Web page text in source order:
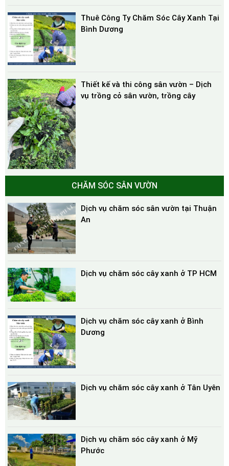
Thuê Công Ty Chăm Sóc Cây Xanh Tại
Bình Dương
Thiết kế và thi công sân vườn – Dịch
vụ trồng cỏ sân vườn, trồng cây
CHĂM SÓC SÂN VƯỜN
Dịch vụ chăm sóc sân vườn tại Thuận
An
Dịch vụ chăm sóc cây xanh ở TP HCM
Dịch vụ chăm sóc cây xanh ở Bình
Dương
Dịch vụ chăm sóc cây xanh ở Tân Uyên
Dịch vụ chăm sóc cây xanh ở Mỹ
Phước